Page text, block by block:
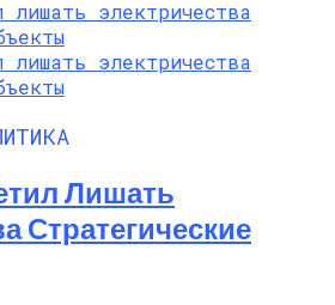
Лишать
Стратегические